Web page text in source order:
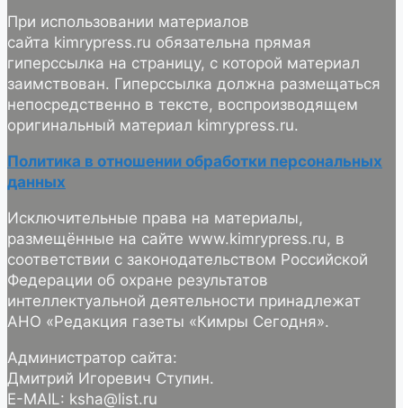
При использовании материалов
сайта kimrypress.ru обязательна прямая
гиперссылка на страницу, с которой материал
заимствован. Гиперссылка должна размещаться
непосредственно в тексте, воспроизводящем
оригинальный материал kimrypress.ru.
Политика в отношении обработки персональных
данных
Исключительные права на материалы,
размещённые на сайте www.kimrypress.ru, в
соответствии с законодательством Российской
Федерации об охране результатов
интеллектуальной деятельности принадлежат
АНО «Редакция газеты «Кимры Сегодня».
Администратор сайта:
Дмитрий Игоревич Ступин.
E-MAIL: ksha@list.ru